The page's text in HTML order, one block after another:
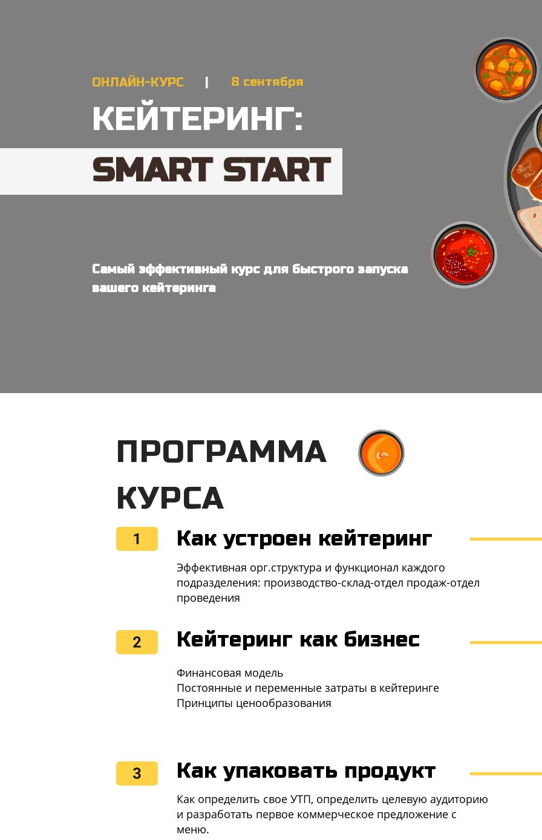
КЕЙТЕРИНГ:
SMART START
Самый эффективный курс для быстрого запуска
вашего кейтеринга
ОНЛАЙН-КУРС 8 сентября
|
Как устроен кейтеринг
Эффективная орг.структура и функционал каждого
подразделения: производство-склад-отдел продаж-отдел
проведения
Кейтеринг как бизнес
Финансовая модель
Постоянные и переменные затраты в кейтеринге
Принципы ценообразования
Как упаковать продукт
Как определить свое УТП, определить целевую аудиторию
и разработать первое коммерческое предложение с
меню.
ПРОГРАММА
КУРСА